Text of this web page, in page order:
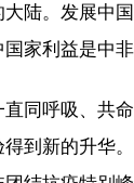
大陆。发展中
家利益是中非
同呼吸、共
到新的升华